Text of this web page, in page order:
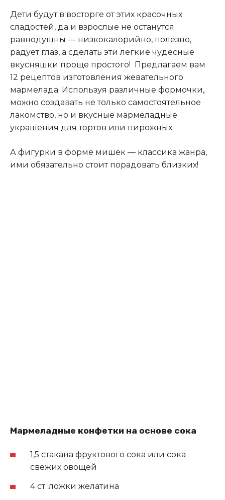
Дети будут в восторге от этих красочных
сладостей, да и взрослые не останутся
равнодушны — низкокалорийно, полезно,
радует глаз, а сделать эти легкие чудесные
вкусняшки проще простого! Предлагаем вам
12 рецептов изготовления жевательного
мармелада. Используя различные формочки,
можно создавать не только самостоятельное
лакомство, но и вкусные мармеладные
украшения для тортов или пирожных.
А фигурки в форме мишек — классика жанра,
ими обязательно стоит порадовать близких!
Мармеладные конфетки на основе сока
1,5 стакана фруктового сока или сока
свежих овощей
4 ст. ложки желатина